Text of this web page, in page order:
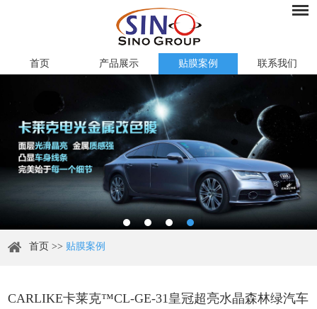
首页 产品展示 贴膜案例 联系我们
首页 >> 贴膜案例
CARLIKE卡莱克™CL-GE-31皇冠超亮水晶森林绿汽车